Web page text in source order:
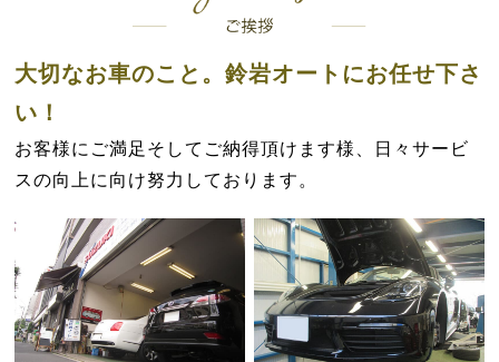
大切なお車のこと。鈴岩オートにお任せ下さ
い！
お客様にご満足そしてご納得頂けます様、日々サービ
スの向上に向け努力しております。